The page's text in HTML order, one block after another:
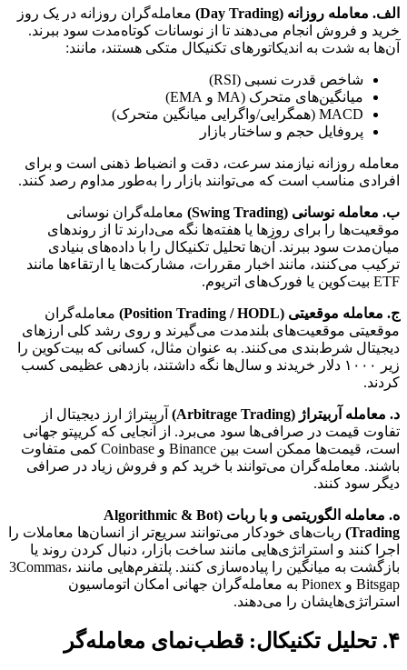
الف. معامله روزانه (Day Trading)
معامله‌گران روزانه در یک روز
خرید و فروش انجام می‌دهند تا از نوسانات کوتاه‌مدت سود ببرند.
آن‌ها به شدت به اندیکاتورهای تکنیکال متکی هستند، مانند:
شاخص قدرت نسبی (RSI)
میانگین‌های متحرک (MA و EMA)
MACD (همگرایی/واگرایی میانگین متحرک)
پروفایل حجم و ساختار بازار
معامله روزانه نیازمند سرعت، دقت و انضباط ذهنی است و برای
افرادی مناسب است که می‌توانند بازار را به‌طور مداوم رصد کنند.
ب. معامله نوسانی (Swing Trading)
معامله‌گران نوسانی
موقعیت‌ها را برای روزها یا هفته‌ها نگه می‌دارند تا از روندهای
میان‌مدت سود ببرند. آن‌ها تحلیل تکنیکال را با داده‌های بنیادی
ترکیب می‌کنند، مانند اخبار مقررات، مشارکت‌ها یا ارتقاءها مانند
ETF بیت‌کوین یا فورک‌های اتریوم.
ج. معامله موقعیتی (Position Trading / HODL)
معامله‌گران
موقعیتی موقعیت‌های بلندمدت می‌گیرند و روی رشد کلی ارزهای
دیجیتال شرط‌بندی می‌کنند. به عنوان مثال، کسانی که بیت‌کوین را
زیر ۱۰۰۰ دلار خریدند و سال‌ها نگه داشتند، بازدهی عظیمی کسب
کردند.
د. معامله آربیتراژ (Arbitrage Trading)
آربیتراژ ارز دیجیتال از
تفاوت قیمت در صرافی‌ها سود می‌برد. از آنجایی که کریپتو جهانی
است، قیمت‌ها ممکن است بین Binance و Coinbase کمی متفاوت
باشند. معامله‌گران می‌توانند با خرید کم و فروش زیاد در صرافی
دیگر سود کنند.
ه. معامله الگوریتمی و با ربات (Algorithmic & Bot
Trading) ربات‌های خودکار می‌توانند سریع‌تر از انسان‌ها معاملات را
اجرا کنند و استراتژی‌هایی مانند ساخت بازار، دنبال کردن روند یا
بازگشت به میانگین را پیاده‌سازی کنند. پلتفرم‌هایی مانند 3Commas،
Bitsgap و Pionex به معامله‌گران جهانی امکان اتوماسیون
استراتژی‌هایشان را می‌دهند.
۴. تحلیل تکنیکال: قطب‌نمای معامله‌گر